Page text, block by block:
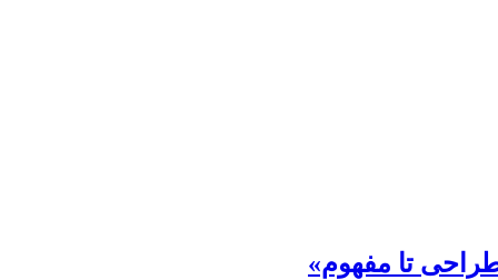
تا مفهوم»